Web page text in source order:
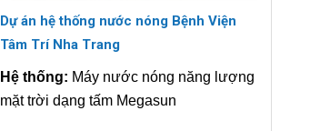
Dự án hệ thống nước nóng Bệnh Viện
Tâm Trí Nha Trang
Hệ thống: Máy nước nóng năng lượng
mặt trời dạng tấm Megasun